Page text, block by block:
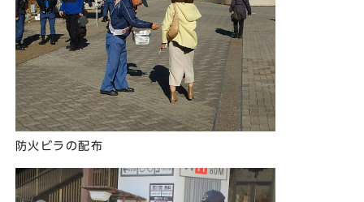
防火ビラの配布